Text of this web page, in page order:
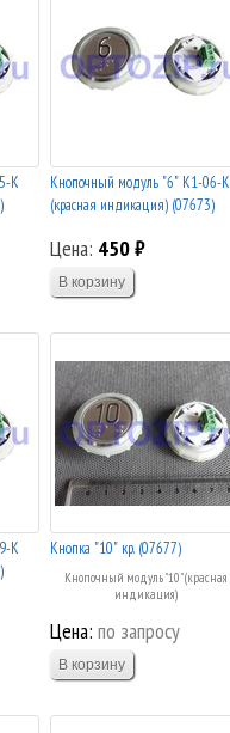
К
Кнопочный модуль "6" К1-06-К
(красная индикация) (07673)
Цена: 450 ₽
К
Кнопка "10" кр. (07677)
Кнопочный модуль "10" (красная
индикация)
Цена: по запросу